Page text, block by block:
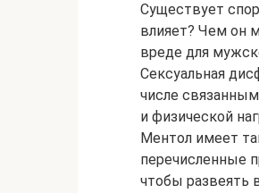
Существует
влияет? Чем он
вреде для
Сексуальная
числе
и физической
Ментол имеет
перечисленные
чтобы развеять